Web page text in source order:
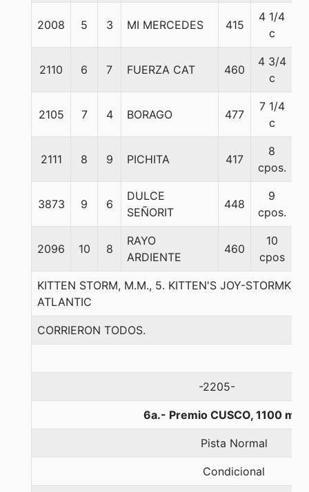
2008 5 3 MI MERCEDES 415
4 1/4
c
2110 6 7 FUERZA CAT 460
4 3/4
c
2105 7 4 BORAGO 477
7 1/4
c
2111 8 9 PICHITA 417
8
cpos.
3873 9 6
DULCE
SEÑORIT
448
9
cpos.
2096 10 8
RAYO
ARDIENTE
460
10
cpos
KITTEN STORM, M.M., 5. KITTEN'S JOY-
ATLANTIC
CORRIERON TODOS.
-2205-
6a.- Premio CUSCO, 1100
Pista Normal
Condicional